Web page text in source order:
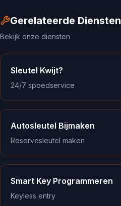
Gerelateerde Diensten
Bekijk onze diensten
Sleutel Kwijt?
24/7 spoedservice
Autosleutel Bijmaken
Reservesleutel maken
Smart Key Programmeren
Keyless entry